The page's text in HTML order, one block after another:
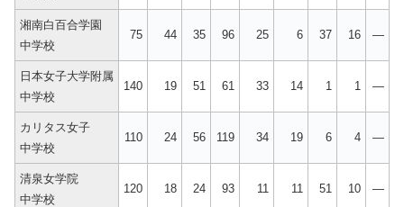
湘南白百合学園
中学校
75 44 35 96 25 6 37 16 —
日本女子大学附属
中学校
140 19 51 61 33 14 1 1 —
カリタス女子
中学校
110 24 56 119 34 19 6 4 —
清泉女学院
中学校
120 18 24 93 11 11 51 10 —